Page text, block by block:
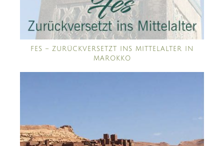
FES – ZURÜCKVERSETZT INS MITTELALTER IN
MAROKKO